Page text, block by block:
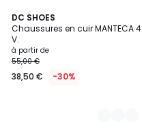
DC SHOES
Chaussures en cuir MANTECA 4
V.
à partir de
55,00 €
38,50 € -30%
2
Couleurs